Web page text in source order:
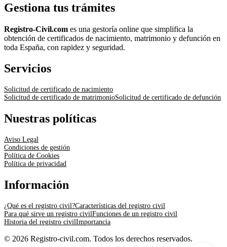
Gestiona tus trámites
Registro-Civil.com es una gestoría online que simplifica la
obtención de certificados de nacimiento, matrimonio y defunción en
toda España, con rapidez y seguridad.
Servicios
Solicitud de certificado de nacimiento
Solicitud de certificado de matrimonioSolicitud de certificado de defunción
Nuestras políticas
Aviso Legal
Condiciones de gestión
Política de Cookies
Política de privacidad
Información
¿Qué es el registro civil?Características del registro civil
Para qué sirve un registro civilFunciones de un registro civil
Historia del registro civilImportancia
© 2026 Registro-civil.com. Todos los derechos reservados.